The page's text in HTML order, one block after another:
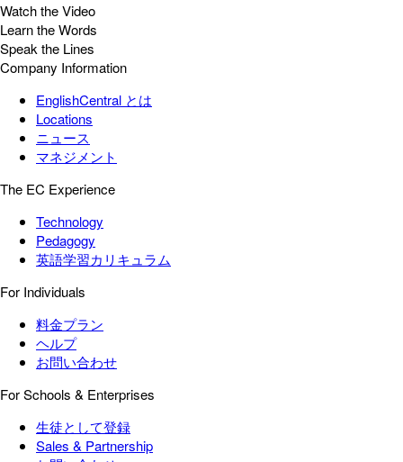
Watch the Video
Learn the Words
Speak the Lines
Company Information
EnglishCentral とは
Locations
ニュース
マネジメント
The EC Experience
Technology
Pedagogy
英語学習カリキュラム
For Individuals
料金プラン
ヘルプ
お問い合わせ
For Schools & Enterprises
生徒として登録
Sales & Partnership